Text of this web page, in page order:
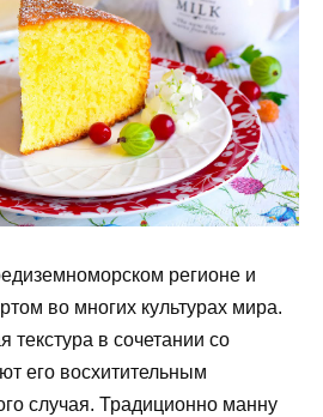
регионе и
во многих культурах мира.
текстура в сочетании со
его восхитительным
случая. Традиционно манну